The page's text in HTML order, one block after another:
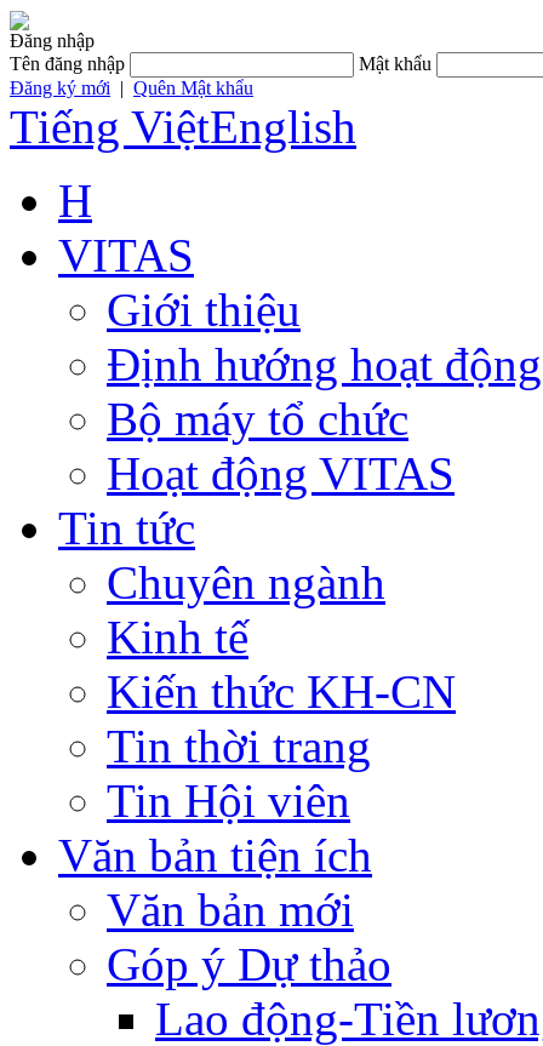
Đăng nhập
Tên đăng nhập
Mật khẩu
Đăng ký mới | Quên Mật khẩu
Tiếng ViệtEnglish
H
VITAS
Giới thiệu
Định hướng hoạt động
Bộ máy tổ chức
Hoạt động VITAS
Tin tức
Chuyên ngành
Kinh tế
Kiến thức KH-CN
Tin thời trang
Tin Hội viên
Văn bản tiện ích
Văn bản mới
Góp ý Dự thảo
Lao động-Tiền